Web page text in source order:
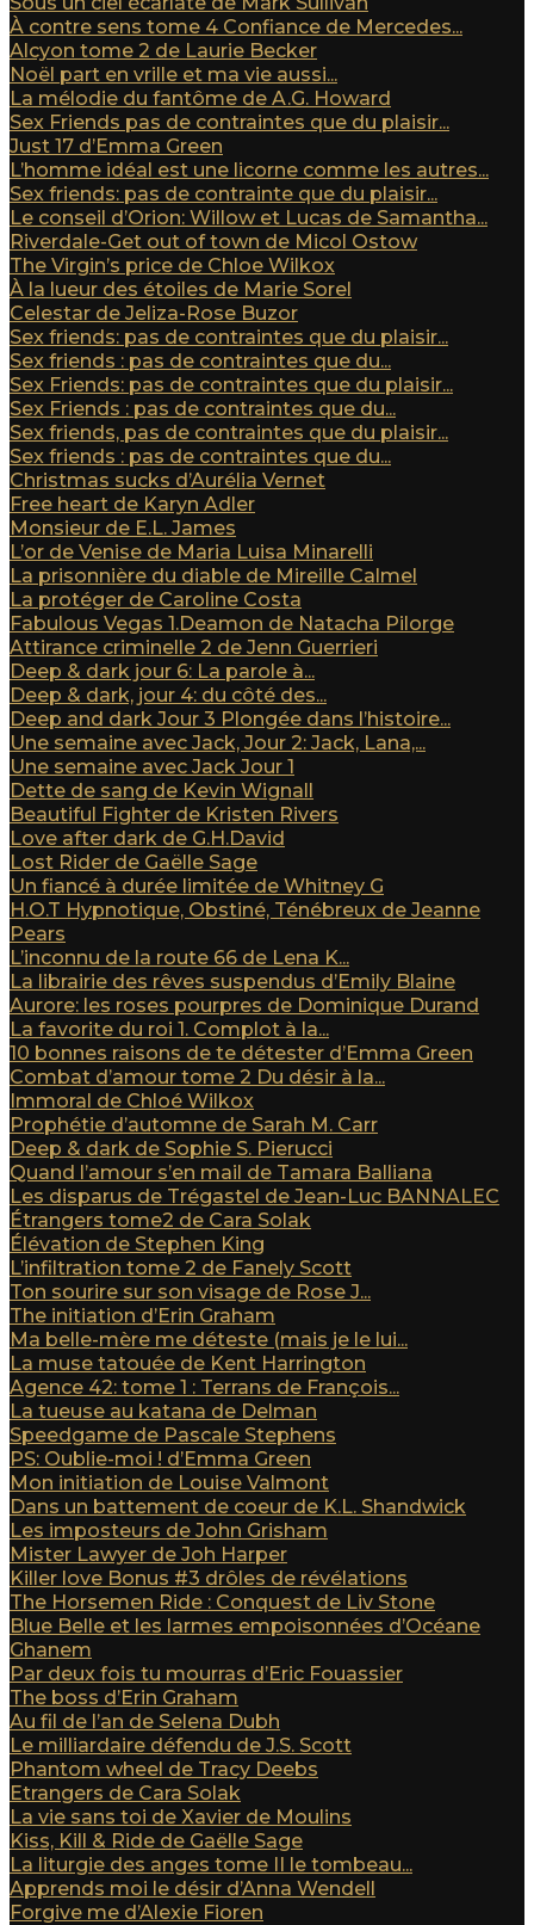
À contre sens tome 4 Confiance de Mercedes...
Alcyon tome 2 de Laurie Becker
Noël part en vrille et ma vie aussi...
La mélodie du fantôme de A.G. Howard
Sex Friends pas de contraintes que du plaisir...
Just 17 d’Emma Green
L’homme idéal est une licorne comme les autres...
Sex friends: pas de contrainte que du plaisir...
Le conseil d’Orion: Willow et Lucas de Samantha...
Riverdale-Get out of town de Micol Ostow
The Virgin’s price de Chloe Wilkox
À la lueur des étoiles de Marie Sorel
Celestar de Jeliza-Rose Buzor
Sex friends: pas de contraintes que du plaisir...
Sex friends : pas de contraintes que du...
Sex Friends: pas de contraintes que du plaisir...
Sex Friends : pas de contraintes que du...
Sex friends, pas de contraintes que du plaisir...
Sex friends : pas de contraintes que du...
Christmas sucks d’Aurélia Vernet
Free heart de Karyn Adler
Monsieur de E.L. James
L’or de Venise de Maria Luisa Minarelli
La prisonnière du diable de Mireille Calmel
La protéger de Caroline Costa
Fabulous Vegas 1.Deamon de Natacha Pilorge
Attirance criminelle 2 de Jenn Guerrieri
Deep & dark jour 6: La parole à...
Deep & dark, jour 4: du côté des...
Deep and dark Jour 3 Plongée dans l’histoire...
Une semaine avec Jack, Jour 2: Jack, Lana,...
Une semaine avec Jack Jour 1
Dette de sang de Kevin Wignall
Beautiful Fighter de Kristen Rivers
Love after dark de G.H.David
Lost Rider de Gaëlle Sage
Un fiancé à durée limitée de Whitney G
H.O.T Hypnotique, Obstiné, Ténébreux de Jeanne
Pears
L’inconnu de la route 66 de Lena K...
La librairie des rêves suspendus d’Emily Blaine
Aurore: les roses pourpres de Dominique Durand
La favorite du roi 1. Complot à la...
10 bonnes raisons de te détester d’Emma Green
Combat d’amour tome 2 Du désir à la...
Immoral de Chloé Wilkox
Prophétie d’automne de Sarah M. Carr
Deep & dark de Sophie S. Pierucci
Quand l’amour s’en mail de Tamara Balliana
Les disparus de Trégastel de Jean-Luc BANNALEC
Étrangers tome2 de Cara Solak
Élévation de Stephen King
L’infiltration tome 2 de Fanely Scott
Ton sourire sur son visage de Rose J...
The initiation d’Erin Graham
Ma belle-mère me déteste (mais je le lui...
La muse tatouée de Kent Harrington
Agence 42: tome 1 : Terrans de François...
La tueuse au katana de Delman
Speedgame de Pascale Stephens
PS: Oublie-moi ! d’Emma Green
Mon initiation de Louise Valmont
Dans un battement de coeur de K.L. Shandwick
Les imposteurs de John Grisham
Mister Lawyer de Joh Harper
Killer love Bonus #3 drôles de révélations
The Horsemen Ride : Conquest de Liv Stone
Blue Belle et les larmes empoisonnées d’Océane
Ghanem
Par deux fois tu mourras d’Eric Fouassier
The boss d’Erin Graham
Au fil de l’an de Selena Dubh
Le milliardaire défendu de J.S. Scott
Phantom wheel de Tracy Deebs
Etrangers de Cara Solak
La vie sans toi de Xavier de Moulins
Kiss, Kill & Ride de Gaëlle Sage
La liturgie des anges tome II le tombeau...
Apprends moi le désir d’Anna Wendell
Forgive me d’Alexie Fioren